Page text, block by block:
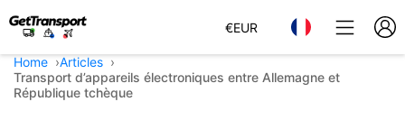
€EUR
Home
Articles
Transport d’appareils électroniques entre Allemagne et
République tchèque